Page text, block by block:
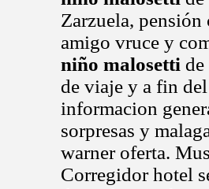
Zarzuela, pensión
amigo vruce y
niño malosetti
de viaje y a fin del
informacion
sorpresas y
warner oferta.
Corregidor hotel